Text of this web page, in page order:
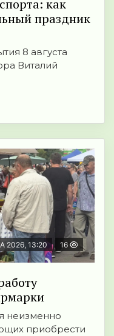
как
праздник
8 августа
Виталий
2026, 13:20 16
неизменно
приобрести